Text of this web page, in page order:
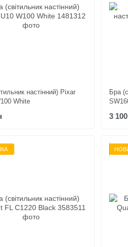
настінний) Pixar
White
Бра
3